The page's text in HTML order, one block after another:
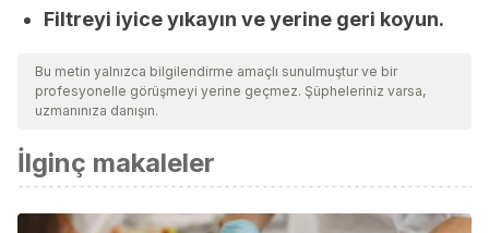
Filtreyi iyice yıkayın ve yerine geri koyun.
Bu metin yalnızca bilgilendirme amaçlı sunulmuştur ve bir
profesyonelle görüşmeyi yerine geçmez. Şüpheleriniz varsa,
uzmanınıza danışın.
İlginç makaleler